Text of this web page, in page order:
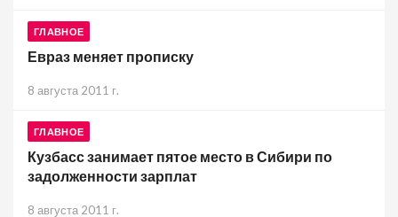
ГЛАВНОЕ
Евраз меняет прописку
8 августа 2011 г.
ГЛАВНОЕ
Кузбасс занимает пятое место в Сибири по
задолженности зарплат
8 августа 2011 г.